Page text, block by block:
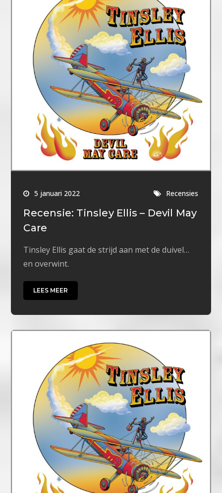
5 januari 2022 Recensies
Recensie: Tinsley Ellis – Devil May
Care
Tinsley Ellis gaat de strijd aan met de duivel…
en overwint.
LEES MEER